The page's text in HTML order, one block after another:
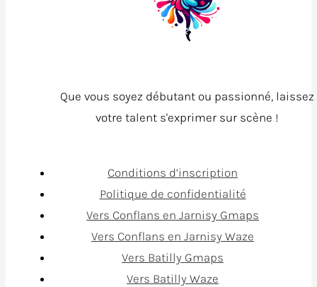
Que vous soyez débutant ou passionné, laissez
votre talent s'exprimer sur scène !
Conditions d’inscription
Politique de confidentialité
Vers Conflans en Jarnisy Gmaps
Vers Conflans en Jarnisy Waze
Vers Batilly Gmaps
Vers Batilly Waze